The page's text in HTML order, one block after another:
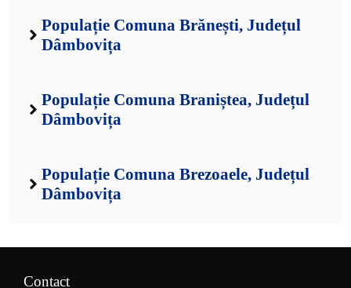
Populație Comuna Brănești, Județul
Dâmbovița
Populație Comuna Braniștea, Județul
Dâmbovița
Populație Comuna Brezoaele, Județul
Dâmbovița
Contact